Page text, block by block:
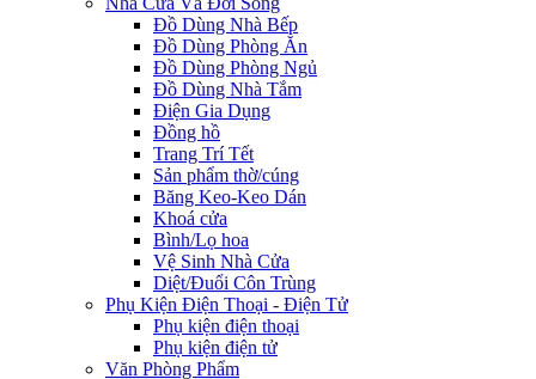
Đồ Dùng Nhà Bếp
Đồ Dùng Phòng Ăn
Đồ Dùng Phòng Ngủ
Đồ Dùng Nhà Tắm
Điện Gia Dụng
Đồng hồ
Trang Trí Tết
Sản phẩm thờ/cúng
Băng Keo-Keo Dán
Khoá cửa
Bình/Lọ hoa
Vệ Sinh Nhà Cửa
Diệt/Đuổi Côn Trùng
Phụ Kiện Điện Thoại - Điện Tử
Phụ kiện điện thoại
Phụ kiện điện tử
Văn Phòng Phẩm